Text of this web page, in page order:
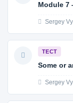
Module 7
Sergey
ТЕСТ
Some or
Sergey